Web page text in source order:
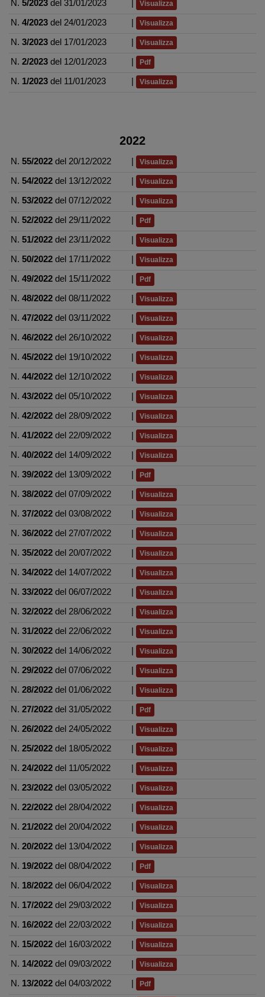
N. 5/2023 del 31/01/2023 Visualizza
N. 4/2023 del 24/01/2023 Visualizza
N. 3/2023 del 17/01/2023 Visualizza
N. 2/2023 del 12/01/2023 Pdf
N. 1/2023 del 11/01/2023 Visualizza
2022
N. 55/2022 del 20/12/2022 Visualizza
N. 54/2022 del 13/12/2022 Visualizza
N. 53/2022 del 07/12/2022 Visualizza
N. 52/2022 del 29/11/2022 Pdf
N. 51/2022 del 23/11/2022 Visualizza
N. 50/2022 del 17/11/2022 Visualizza
N. 49/2022 del 15/11/2022 Pdf
N. 48/2022 del 08/11/2022 Visualizza
N. 47/2022 del 03/11/2022 Visualizza
N. 46/2022 del 26/10/2022 Visualizza
N. 45/2022 del 19/10/2022 Visualizza
N. 44/2022 del 12/10/2022 Visualizza
N. 43/2022 del 05/10/2022 Visualizza
N. 42/2022 del 28/09/2022 Visualizza
N. 41/2022 del 22/09/2022 Visualizza
N. 40/2022 del 14/09/2022 Visualizza
N. 39/2022 del 13/09/2022 Pdf
N. 38/2022 del 07/09/2022 Visualizza
N. 37/2022 del 03/08/2022 Visualizza
N. 36/2022 del 27/07/2022 Visualizza
N. 35/2022 del 20/07/2022 Visualizza
N. 34/2022 del 14/07/2022 Visualizza
N. 33/2022 del 06/07/2022 Visualizza
N. 32/2022 del 28/06/2022 Visualizza
N. 31/2022 del 22/06/2022 Visualizza
N. 30/2022 del 14/06/2022 Visualizza
N. 29/2022 del 07/06/2022 Visualizza
N. 28/2022 del 01/06/2022 Visualizza
N. 27/2022 del 31/05/2022 Pdf
N. 26/2022 del 24/05/2022 Visualizza
N. 25/2022 del 18/05/2022 Visualizza
N. 24/2022 del 11/05/2022 Visualizza
N. 23/2022 del 03/05/2022 Visualizza
N. 22/2022 del 28/04/2022 Visualizza
N. 21/2022 del 20/04/2022 Visualizza
N. 20/2022 del 13/04/2022 Visualizza
N. 19/2022 del 08/04/2022 Pdf
N. 18/2022 del 06/04/2022 Visualizza
N. 17/2022 del 29/03/2022 Visualizza
N. 16/2022 del 22/03/2022 Visualizza
N. 15/2022 del 16/03/2022 Visualizza
N. 14/2022 del 09/03/2022 Visualizza
N. 13/2022 del 04/03/2022 Pdf